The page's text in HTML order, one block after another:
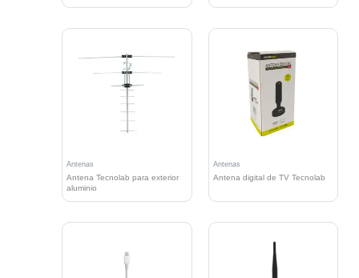
Antenas
Antena Tecnolab para exterior
aluminio
Antenas
Antena digital de TV Tecnolab